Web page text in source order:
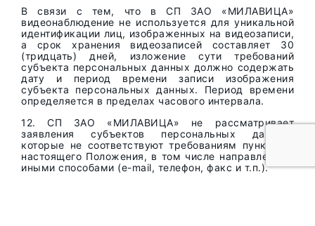
В связи с тем, что в СП ЗАО «МИЛАВИЦА»
видеонаблюдение не используется для уникальной
идентификации лиц, изображенных на видеозаписи,
а срок хранения видеозаписей составляет 30
(тридцать) дней, изложение сути требований
субъекта персональных данных должно содержать
дату и период времени записи изображения
субъекта персональных данных. Период времени
определяется в пределах часового интервала.
12. СП ЗАО «МИЛАВИЦА» не рассматривает
заявления субъектов персональных данных,
которые не соответствуют требованиям пункта 11
настоящего Положения, в том числе направленные
иными способами (e-mail, телефон, факс и т.п.).